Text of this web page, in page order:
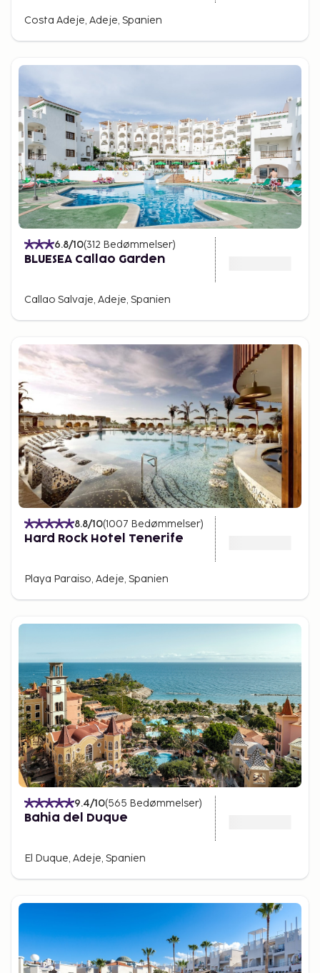
Costa Adeje, Adeje, Spanien
6.8/10(312 Bedømmelser)
BLUESEA Callao Garden
Callao Salvaje, Adeje, Spanien
8.8/10(1007 Bedømmelser)
Hard Rock Hotel Tenerife
Playa Paraiso, Adeje, Spanien
9.4/10(565 Bedømmelser)
Bahia del Duque
El Duque, Adeje, Spanien